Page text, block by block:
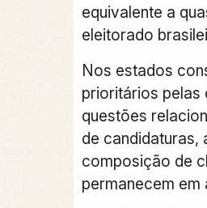
equivalente a
eleitorado
Nos estados
prioritários pelas
questões
de candidaturas,
composição de
permanecem em